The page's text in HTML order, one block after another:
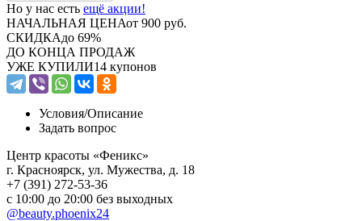
Но у нас есть ещё акции!
НАЧАЛЬНАЯ ЦЕНАот 900 руб.
СКИДКАдо 69%
ДО КОНЦА ПРОДАЖ
УЖЕ КУПИЛИ14 купонов
Условия/Описание
Задать вопрос
Центр красоты «Феникс»
г. Красноярск, ул. Мужества, д. 18
+7 (391) 272-53-36
с 10:00 до 20:00 без выходных
@beauty.phoenix24